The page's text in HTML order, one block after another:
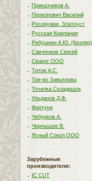
Приказчиков А.
Прокопович Василий
Росоружие, Златоуст
Русская Компания
Рябушкин А.Ю. (Кизляр)
Савченков Сергей
Сварог ООО
Титов А.С.
Тов-во Завьялова
Точилка Складишок
Ульданов Д.Ф.
Фортуна
Чебурков А.
Чернышев В.
Ясный Сокол ООО
Зарубежные
производители:
IC CUT